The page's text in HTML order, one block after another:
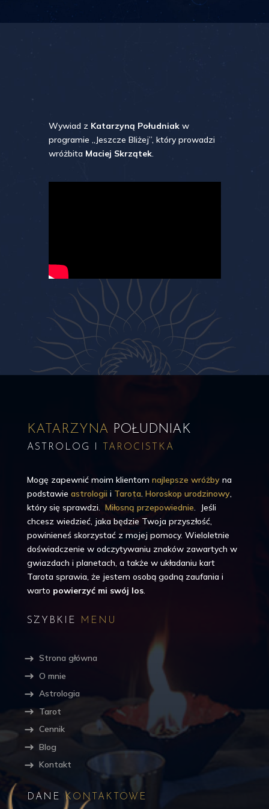
Wywiad z Katarzyną Południakw
programie „Jeszcze Bliżej”, który prowadzi
wróżbita Maciej Skrzątek.
KATARZYNA POŁUDNIAK
ASTROLOG I TAROCISTKA
Mogę zapewnić moim klientom najlepsze wróżbyna
podstawie astrologiii Tarota. Horoskop urodzinowy,
który się sprawdzi. Miłosną przepowiednie. Jeśli
chcesz wiedzieć, jaka będzie Twoja przyszłość,
powinieneś skorzystać z mojej pomocy. Wieloletnie
doświadczenie w odczytywaniu znaków zawartych w
gwiazdach i planetach, a także w układaniu kart
Tarota sprawia, że jestem osobą godną zaufania i
warto powierzyć mi swój los.
SZYBKIE MENU
Strona główna
O mnie
Astrologia
Tarot
Cennik
Blog
Kontakt
DANE KONTAKTOWE